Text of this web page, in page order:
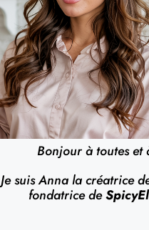
Bonjour à toutes et
Je suis Anna la créatrice
fondatrice de